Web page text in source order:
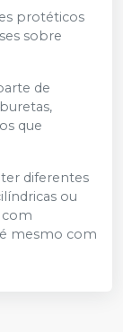
protéticos
sobre
de
que
diferentes
ou
mesmo com